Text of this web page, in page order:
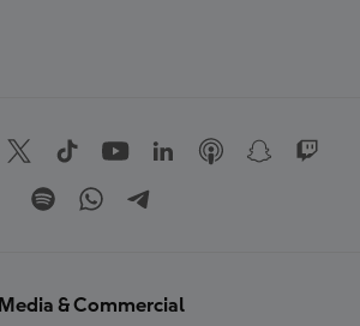
Media & Commercial